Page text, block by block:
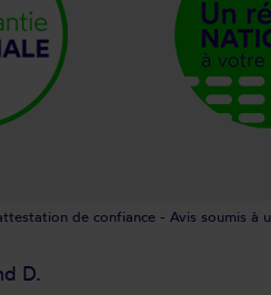
de confiance - Avis soumis à
D.